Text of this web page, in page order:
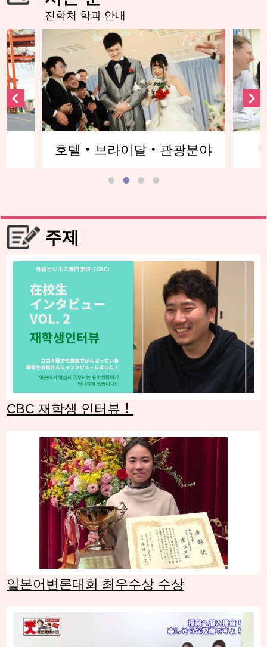
진학처 학과 안내
영어커뮤니케이션분야
주제
CBC 재학생 인터뷰！
일본어변론대회 최우수상 수상